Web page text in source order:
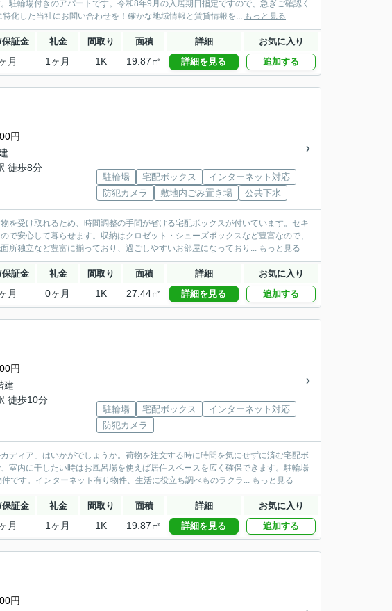
駐輪場付きのアパートです。令和8年9月の入居期日指定ですので、急ぎご確認く
化した当社にお問い合わせを！確かな地域情報と賃貸情報を... もっと見る
証金 礼金 間取り 面積 詳細 お気に入り
月 1ヶ月 1K 19.87㎡ 詳細を見る 追加する
円
徒歩8分
駐輪場 宅配ボックス
インターネット対応
防犯カメラ
敷地内ごみ置き場 公共下水
を受け取れるため、時間調整の手間が省ける宅配ボックスが付いています。セキ
安心して暮らせます。収納はクロゼット・シューズボックスなど豊富なので、
所独立など豊富に揃っており、過ごしやすいお部屋になっており... もっと見る
証金 礼金 間取り 面積 詳細 お気に入り
月 0ヶ月 1K 27.44㎡ 詳細を見る 追加する
円
建
徒歩10分
駐輪場 宅配ボックス
インターネット対応
防犯カメラ
ディア」はいかがでしょうか。荷物を注文する時に時間を気にせずに済む宅配ボ
室内に干したい時はお風呂場を使えば居住スペースを広く確保できます。駐輪場
です。インターネット有り物件、生活に役立ち調べものラクラ... もっと見る
証金 礼金 間取り 面積 詳細 お気に入り
月 1ヶ月 1K 19.87㎡ 詳細を見る 追加する
円